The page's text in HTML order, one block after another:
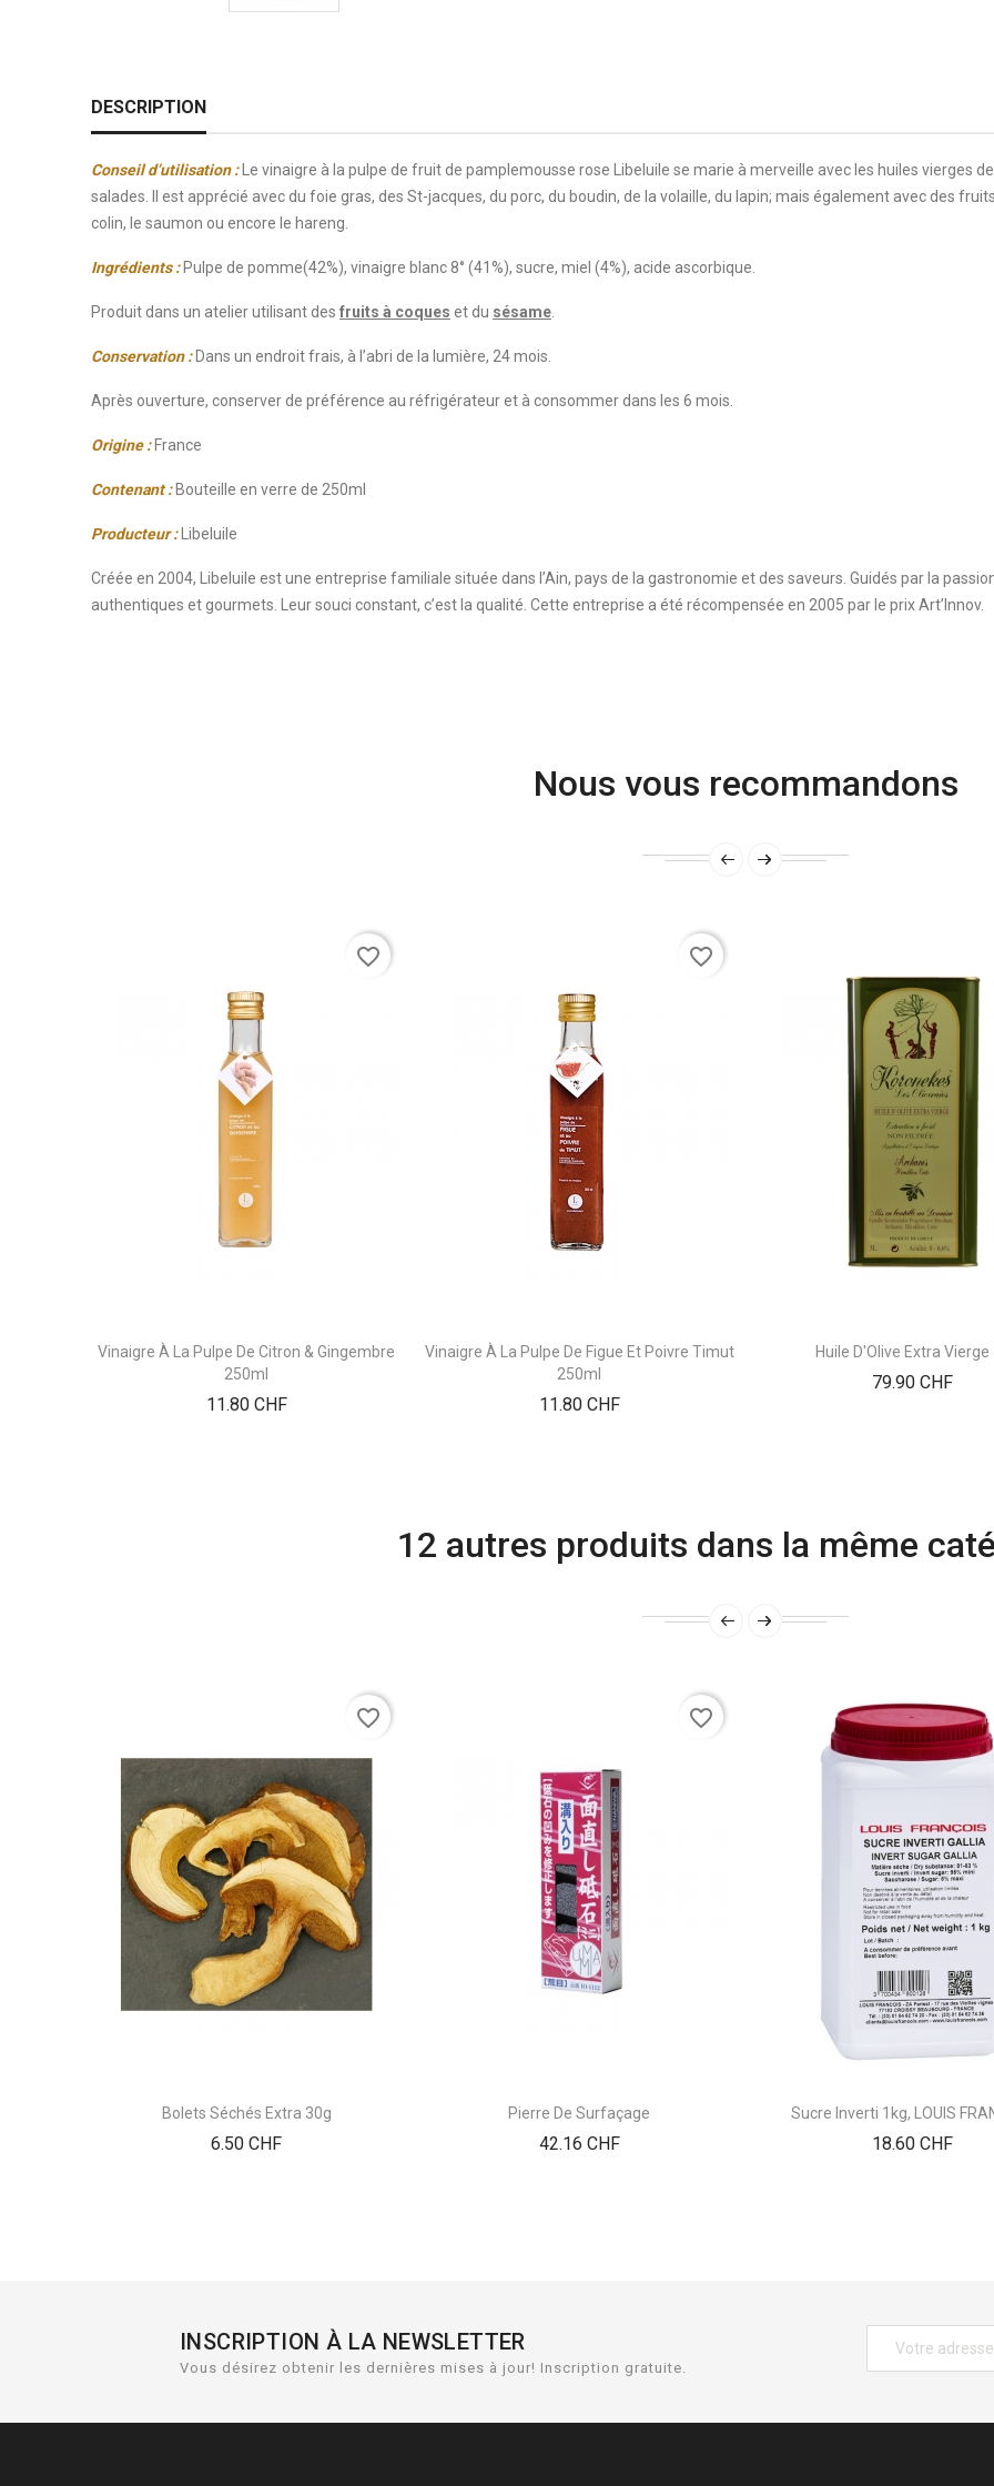
DESCRIPTION
Conseil d’utilisation :Le vinaigre à la pulpe de fruit de pamplemousse rose Libeluile se marie à merveille avec les huiles vierges
salades. Il est apprécié avec du foie gras, des St-jacques, du porc, du boudin, de la volaille, du lapin; mais également avec des
colin, le saumon ou encore le hareng.
Ingrédients :Pulpe de pomme(42%), vinaigre blanc 8° (41%), sucre, miel (4%), acide ascorbique.
Produit dans un atelier utilisant des fruits à coques et du sésame.
Conservation :Dans un endroit frais, à l’abri de la lumière, 24 mois.
Après ouverture, conserver de préférence au réfrigérateur et à consommer dans les 6 mois.
Origine : France
Contenant :Bouteille en verre de 250ml
Producteur : Libeluile
Créée en 2004, Libeluile est une entreprise familiale située dans l’Ain, pays de la gastronomie et des saveurs. Guidés par la
authentiques et gourmets. Leur souci constant, c’est la qualité. Cette entreprise a été récompensée en 2005 par le prix Art’Innov.
Nous vous recommandons
Vinaigre À La Pulpe De Citron & Gingembre
250ml
11.80 CHFPrix
favorite_border
Vinaigre À La Pulpe De Figue Et Poivre Timut
250ml
11.80 CHFPrix
favorite_border
Huile D'Olive Extra Vierge
79.90 CHFPrix
12 autres produits dans la même
Bolets Séchés Extra 30g
6.50 CHFPrix
favorite_border
Pierre De Surfaçage
42.16 CHFPrix
favorite_border
Sucre Inverti 1kg, LOUIS
18.60 CHFPrix
INSCRIPTION À LA NEWSLETTER
Vous désirez obtenir les dernières mises à jour! Inscription gratuite.